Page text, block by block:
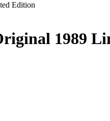
Edition
1989